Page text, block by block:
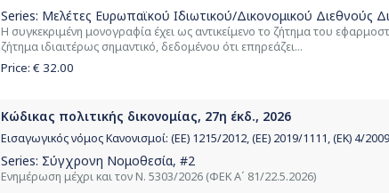
Series: Μελέτες Ευρωπαϊκού Ιδιωτικού/Δικονομικού Διεθνούς
Η συγκεκριμένη μονογραφία έχει ως αντικείμενο το ζήτημα του
ζήτημα ιδιαιτέρως σημαντικό, δεδομένου ότι επηρεάζει...
Price: € 32.00
Κώδικας πολιτικής δικονομίας, 27η έκδ., 2026
Εισαγωγικός νόμος Κανονισμοί: (ΕΕ) 1215/2012, (ΕΕ) 2019/1111, (ΕΚ) 4/
Series: Σύγχρονη Νομοθεσία, #2
Ενημέρωση μέχρι και τον Ν. 5303/2026 (ΦΕΚ Α΄ 81/22.5.2026)